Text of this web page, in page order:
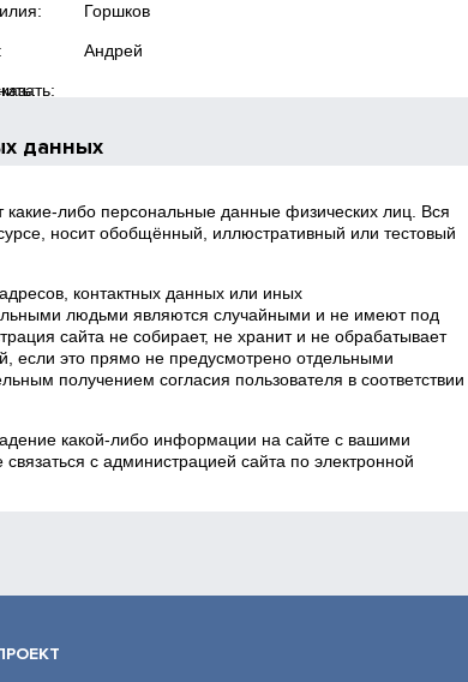
Горшков
Андрей
данных
какие‑либо персональные данные физических лиц. Вся
носит обобщённый, иллюстративный или тестовый
контактных данных или иных
людьми являются случайными и не имеют под
сайта не собирает, не хранит и не обрабатывает
если это прямо не предусмотрено отдельными
получением согласия пользователя в соответствии
какой‑либо информации на сайте с вашими
с администрацией сайта по электронной